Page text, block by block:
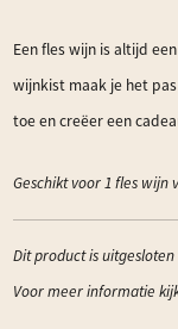
Een fles wijn is altijd
wijnkist maak je het
toe en creëer een
Geschikt voor 1 fles wijn
Dit product is
Voor meer informatie